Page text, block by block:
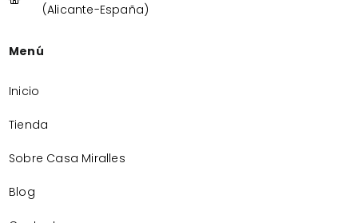
(Alicante-España)
Menú
Inicio
Tienda
Sobre Casa Miralles
Blog